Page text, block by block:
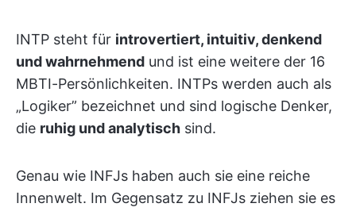
INTP steht für introvertiert, intuitiv, denkend
und wahrnehmend und ist eine weitere der 16
MBTI-Persönlichkeiten. INTPs werden auch als
„Logiker” bezeichnet und sind logische Denker,
die ruhig und analytisch sind.
Genau wie INFJs haben auch sie eine reiche
Innenwelt. Im Gegensatz zu INFJs ziehen sie es